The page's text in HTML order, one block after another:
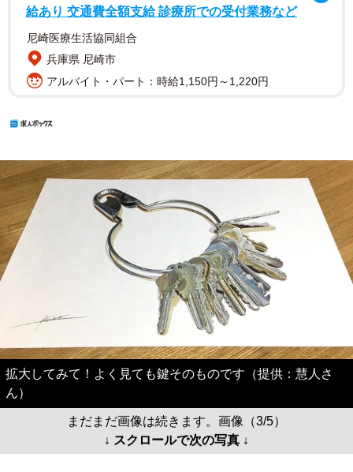
給あり 交通費全額支給 診療所での受付業務など
尼崎医療生活協同組合
兵庫県 尼崎市
アルバイト・パート：時給1,150円～1,220円
拡大してみて！よく見ても鍵そのものです（提供：慧人さ
ん）
まだまだ画像は続きます。画像（3/5）
↓ スクロールで次の写真 ↓